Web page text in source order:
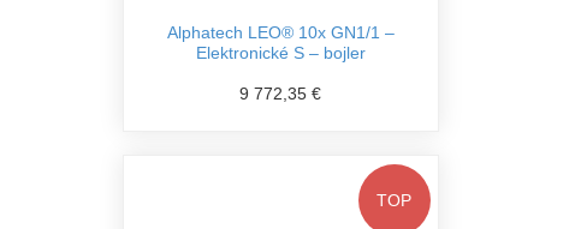
Alphatech LEO® 10x GN1/1 –
Elektronické S – bojler
9 772,35 €
TOP